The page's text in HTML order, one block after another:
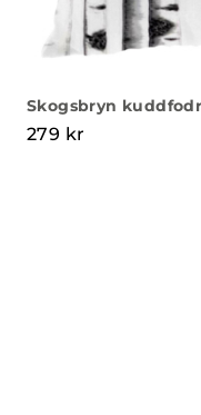
Skogsbryn
279 kr